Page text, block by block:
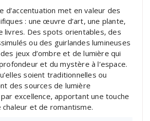
d’accentuation met en valeur des
: une œuvre d’art, une plante,
livres. Des spots orientables, des
ou des guirlandes lumineuses
jeux d’ombre et de lumière qui
et du mystère à l’espace.
soient traditionnelles ou
des sources de lumière
par excellence, apportant une touche
et de romantisme.